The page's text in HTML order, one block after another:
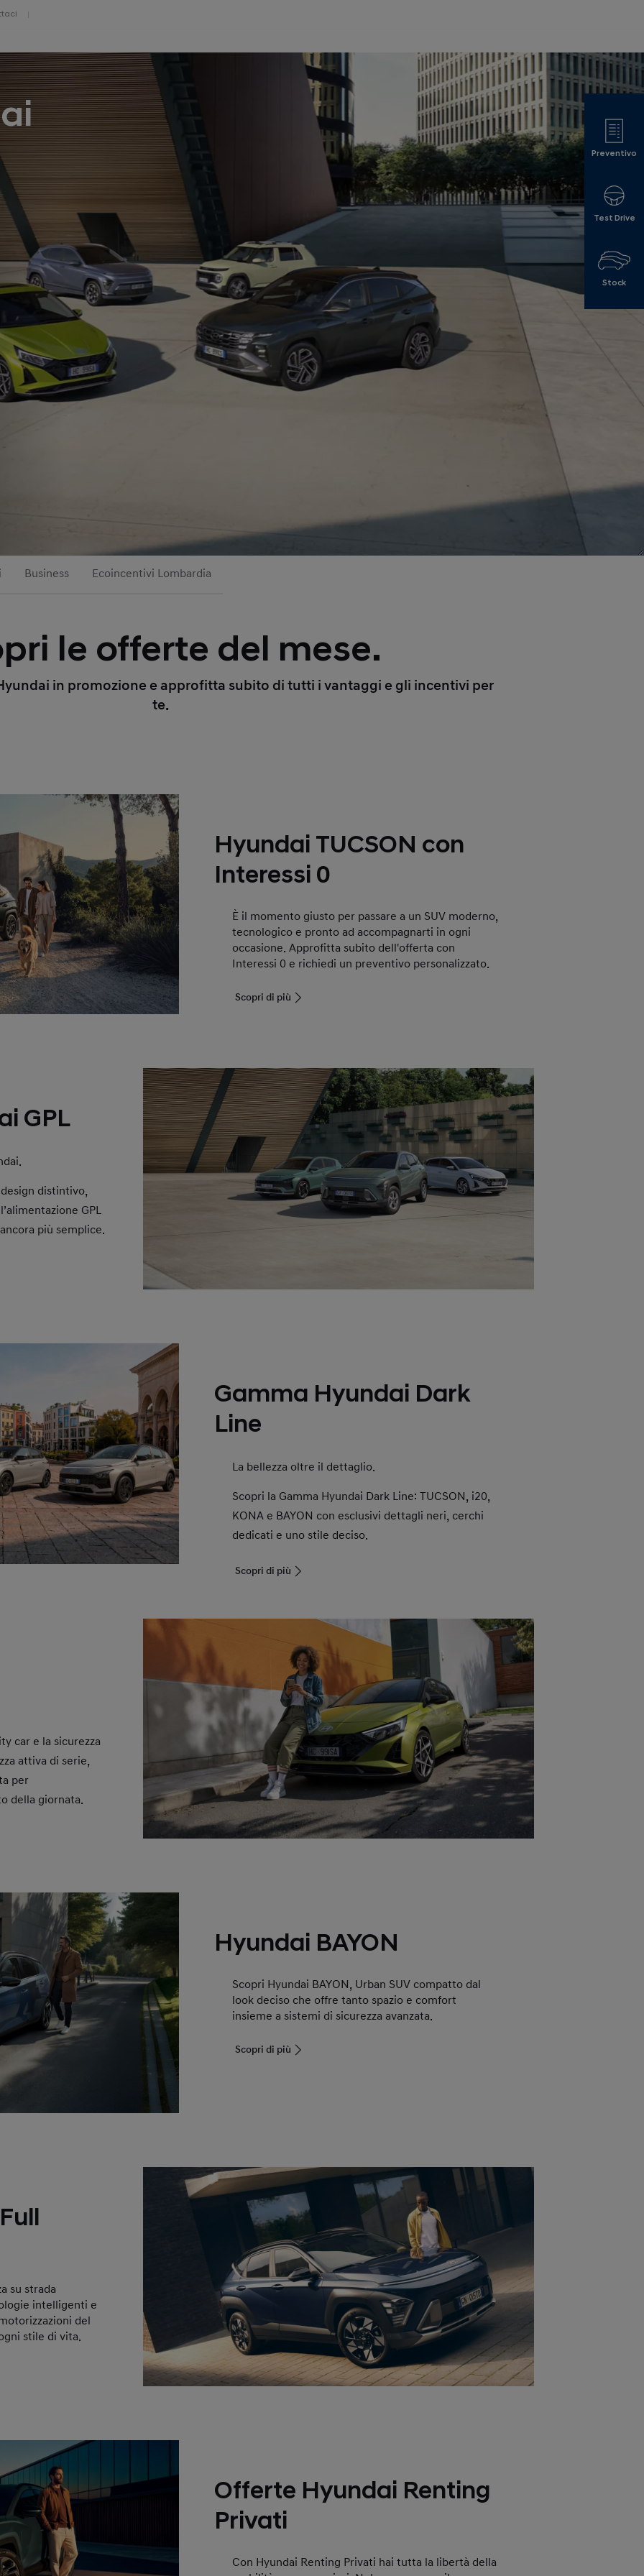
Business Ecoincentivi Lombardia
le offerte del mese.
in promozione e approfitta subito di tutti i vantaggi e gli incentivi per
te.
Preventivo
Test Drive
Stock
Hyundai TUCSON con
Interessi 0
È il momento giusto per passare a un SUV moderno,
tecnologico e pronto ad accompagnarti in ogni
occasione. Approfitta subito dell'offerta con
Interessi 0 e richiedi un preventivo personalizzato.
Scopri di più
GPL
distintivo,
GPL
più semplice.
Gamma Hyundai Dark
Line
La bellezza oltre il dettaglio.
Scopri la Gamma Hyundai Dark Line: TUCSON, i20,
KONA e BAYON con esclusivi dettagli neri, cerchi
dedicati e uno stile deciso.
Scopri di più
car e la sicurezza
attiva di serie,
per
della giornata.
Hyundai BAYON
Scopri Hyundai BAYON, Urban SUV compatto dal
look deciso che offre tanto spazio e comfort
insieme a sistemi di sicurezza avanzata.
Scopri di più
su strada
intelligenti e
del
stile di vita.
Offerte Hyundai Renting
Privati
Con Hyundai Renting Privati hai tutta la libertà della